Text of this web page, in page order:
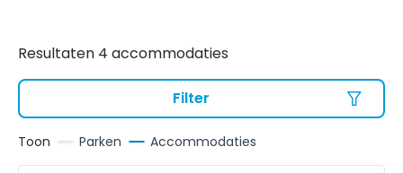
Resultaten 4 accommodaties
Filter
Toon Parken Accommodaties